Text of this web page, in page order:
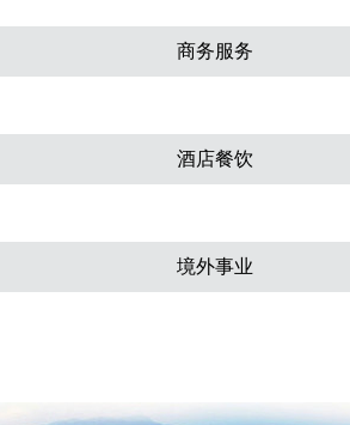
商务服务
酒店餐饮
境外事业